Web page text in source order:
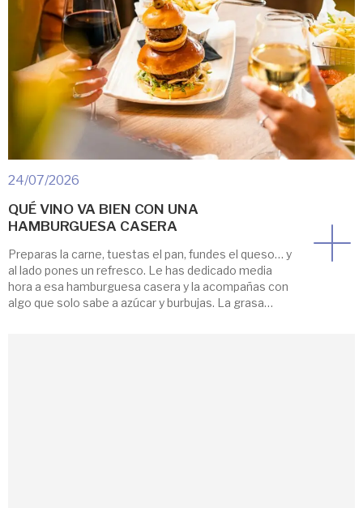
24/07/2026
QUÉ VINO VA BIEN CON UNA
HAMBURGUESA CASERA
Preparas la carne, tuestas el pan, fundes el queso… y
al lado pones un refresco. Le has dedicado media
hora a esa hamburguesa casera y la acompañas con
algo que solo sabe a azúcar y burbujas. La grasa